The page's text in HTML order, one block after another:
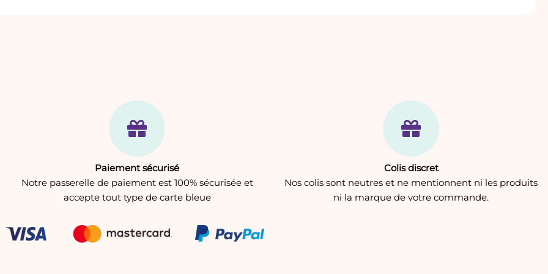
Paiement sécurisé
Notre passerelle de paiement est 100% sécurisée et
accepte tout type de carte bleue
Colis discret
Nos colis sont neutres et ne mentionnent ni les produits
ni la marque de votre commande.